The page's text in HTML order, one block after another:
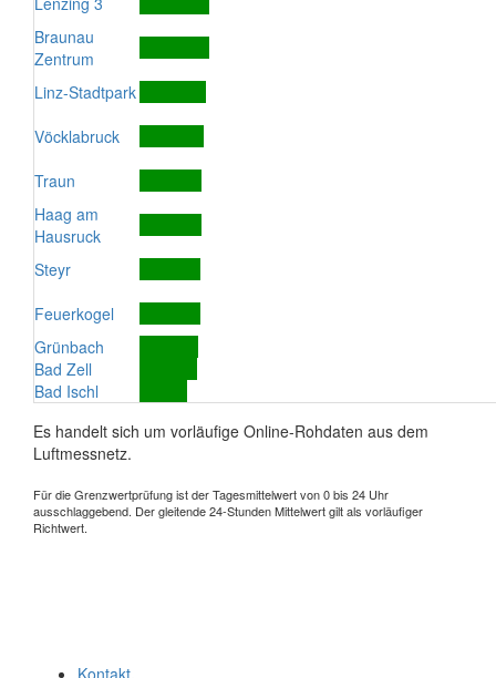
Braunau
Zentrum
Linz-Stadtpark
Vöcklabruck
Traun
Haag am
Hausruck
Steyr
Feuerkogel
Grünbach
Bad Zell
Bad Ischl
Es handelt sich um vorläufige Online-Rohdaten aus dem
Luftmessnetz.
Für die Grenzwertprüfung ist der Tagesmittelwert von 0 bis 24 Uhr
ausschlaggebend. Der gleitende 24-Stunden Mittelwert gilt als vorläufiger
Richtwert.
Kontakt.